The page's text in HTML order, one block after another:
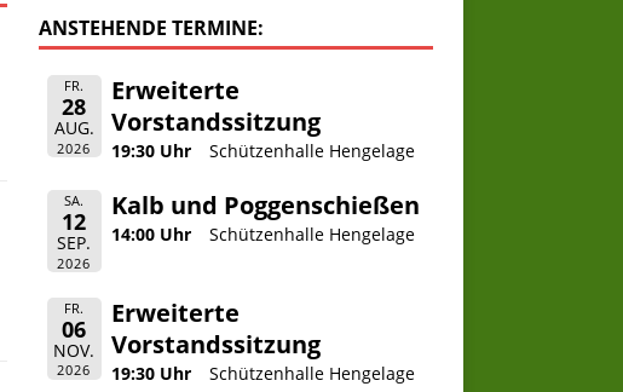
ANSTEHENDE TERMINE:
FR.
28
AUG.
2026
Erweiterte
Vorstandssitzung
19:30 Uhr Schützenhalle Hengelage
SA.
12
SEP.
2026
Kalb und Poggenschießen
14:00 Uhr Schützenhalle Hengelage
FR.
06
NOV.
2026
Erweiterte
Vorstandssitzung
19:30 Uhr Schützenhalle Hengelage